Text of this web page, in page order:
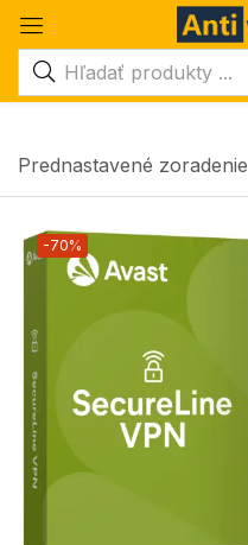
Prednastavené zoradenie
-70%